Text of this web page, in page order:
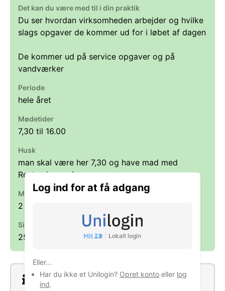
Log ind for at få adgang
Lokalt login
Eller...
Har du ikke et Unilogin? Opret konto eller log
ind.
Det kan du være med til i din praktik
Du ser hvordan virksomheden arbejder og hvilke
slags opgaver de kommer ud for i løbet af dagen
De kommer ud på service opgaver og på
vandværker
Periode
hele året
Mødetider
7,30 til 16.00
Husk
man skal være her 7,30 og have mad med
Resten løser vi
Max antal praktikanter ad gangen
2
Sidst opdateret
25. feb. 2026
Om virksomheden